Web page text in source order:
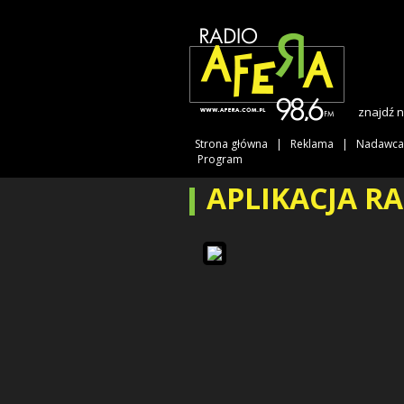
znajdź
Strona główna Reklama Nadawca
Program
APLIKACJA